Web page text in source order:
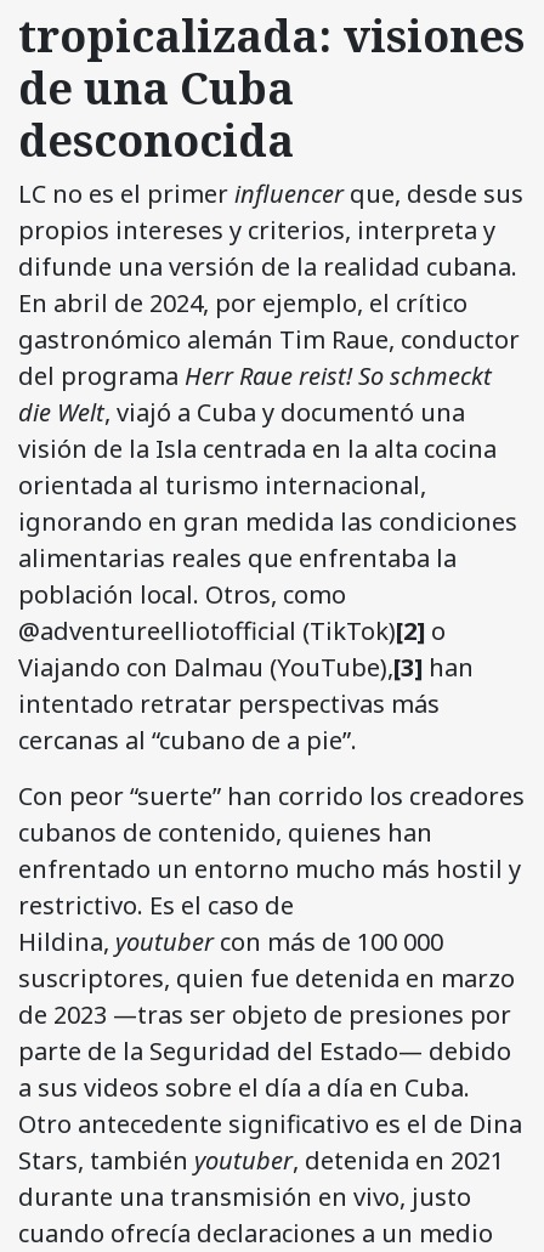
tropicalizada: visiones
de una Cuba
desconocida
LC no es el primerinfluencerque, desde sus
propios intereses y criterios, interpreta y
difunde una versión de la realidad cubana.
En abril de 2024, por ejemplo, el crítico
gastronómico alemán Tim Raue, conductor
del programa Herr Raue reist! So schmeckt
die Welt, viajó a Cuba y documentó una
visión de la Isla centrada en la alta cocina
orientada al turismo internacional,
ignorando en gran medida las condiciones
alimentarias reales que enfrentaba la
población local. Otros, como
@adventureelliotofficial (TikTok)[2] o
Viajando con Dalmau (YouTube),[3] han
intentado retratar perspectivas más
cercanas al “cubano de a pie”.
Con peor “suerte” han corrido los creadores
cubanos de contenido, quienes han
enfrentado un entorno mucho más hostil y
restrictivo. Es el caso de
Hildina, youtubercon más de 100 000
suscriptores, quien fue detenida en marzo
de 2023 —tras ser objeto de presiones por
parte de la Seguridad del Estado— debido
a sus videos sobre el día a día en Cuba.
Otro antecedente significativo es el de Dina
Stars, también youtuber, detenida en 2021
durante una transmisión en vivo, justo
cuando ofrecía declaraciones a un medio